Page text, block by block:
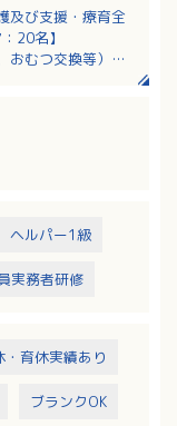
及び支援・療育全
ロア：20名】
おむつ交換等）
ヘルパー1級
実務者研修
・育休実績あり
ブランクOK